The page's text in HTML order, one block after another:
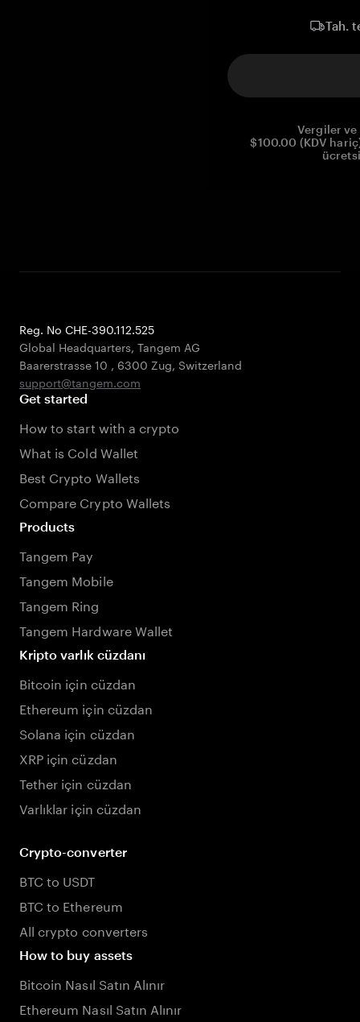
Tah.
Vergiler
$100.00 (KDV
Reg. No CHE-390.112.525
Global Headquarters, Tangem AG
Baarerstrasse 10 , 6300 Zug, Switzerland
support@tangem.com
Get started
How to start with a crypto
What is Cold Wallet
Best Crypto Wallets
Compare Crypto Wallets
Products
Tangem Pay
Tangem Mobile
Tangem Ring
Tangem Hardware Wallet
Kripto varlık cüzdanı
Bitcoin için cüzdan
Ethereum için cüzdan
Solana için cüzdan
XRP için cüzdan
Tether için cüzdan
Varlıklar için cüzdan
Crypto-converter
BTC to USDT
BTC to Ethereum
All crypto converters
How to buy assets
Bitcoin Nasıl Satın Alınır
Ethereum Nasıl Satın Alınır